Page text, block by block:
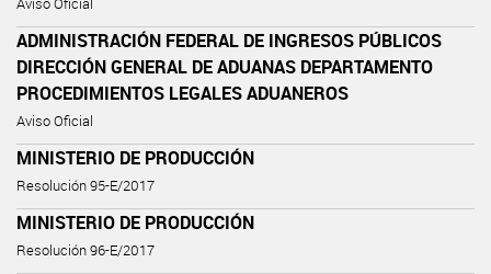
ADMINISTRACIÓN FEDERAL DE INGRESOS PÚBLICOS
DIRECCIÓN GENERAL DE ADUANAS DEPARTAMENTO
PROCEDIMIENTOS LEGALES ADUANEROS
Aviso Oficial
MINISTERIO DE PRODUCCIÓN
Resolución 95-E/2017
MINISTERIO DE PRODUCCIÓN
Resolución 96-E/2017